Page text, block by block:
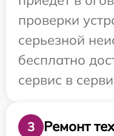
проверки
серьезной
бесплатно
сервис в
3
Ремонт